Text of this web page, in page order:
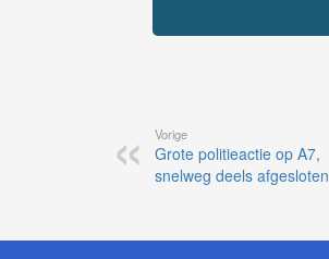
Vorige
Grote politieactie op A7,
snelweg deels afgesloten